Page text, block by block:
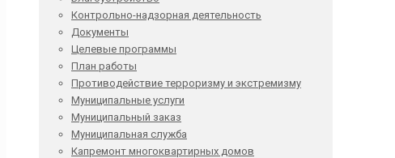
Контрольно-надзорная деятельность
Документы
Целевые программы
План работы
Противодействие терроризму и экстремизму
Муниципальные услуги
Муниципальный заказ
Муниципальная служба
Капремонт многоквартирных домов